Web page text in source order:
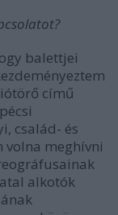
balettjei
című
család- és
volna meghívni
alkotók